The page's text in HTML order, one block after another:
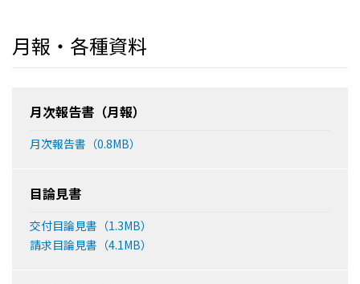
月報・各種資料
月次報告書（月報）
月次報告書（0.8MB）
目論見書
交付目論見書（1.3MB）
請求目論見書（4.1MB）